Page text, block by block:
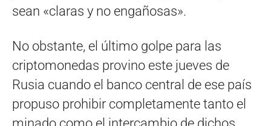
sean «claras y no engañosas».
No obstante, el último golpe para las
criptomonedas provino este jueves de
Rusia cuando el banco central de ese país
propuso prohibir completamente tanto el